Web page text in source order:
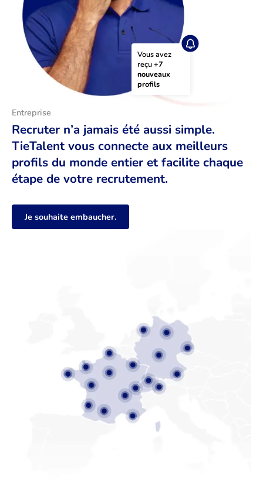
Vous avez
reçu +7
nouveaux
profils
Entreprise
Recruter n’a jamais été aussi simple.
TieTalent vous connecte aux meilleurs
profils du monde entier et facilite chaque
étape de votre recrutement.
Je souhaite embaucher.